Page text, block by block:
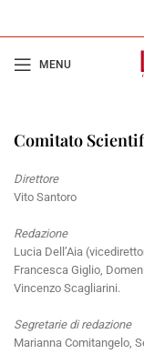
MENU
Comitato
Direttore
Vito Santoro
Redazione
Lucia Dell’Aia
Francesca Giglio,
Vincenzo Scagliarini.
Segretarie di redazione
Marianna Comitangelo,